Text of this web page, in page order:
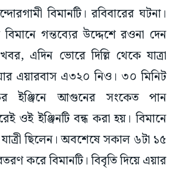
বিমানটি। রবিবারের ঘটনা।
গন্তব্যের উদ্দেশে রওনা দেন
খবর, এদিন ভোরে দিল্লি থেকে যাত্রা
এয়ারবাস এ৩২০ নিও। ৩০ মিনিট
ইঞ্জিনে আগুনের সংকেত পান
ওই ইঞ্জিনটি বন্ধ করা হয়। বিমানে
ছিলেন। অবশেষে সকাল ৬টা ১৫
করে বিমানটি। বিবৃতি দিয়ে এয়ার